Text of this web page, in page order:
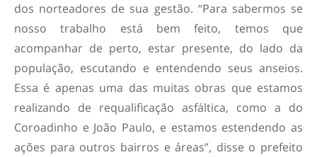
dos norteadores de sua gestão. “Para sabermos se
nosso trabalho está bem feito, temos que
acompanhar de perto, estar presente, do lado da
população, escutando e entendendo seus anseios.
Essa é apenas uma das muitas obras que estamos
realizando de requalificação asfáltica, como a do
Coroadinho e João Paulo, e estamos estendendo as
ações para outros bairros e áreas”, disse o prefeito